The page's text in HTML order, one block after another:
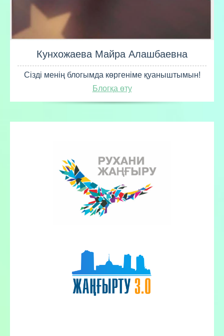
Кунхожаева Майра Алашбаевна
Сізді менің блогымда көргеніме қуаныштымын!
Блогқа өту